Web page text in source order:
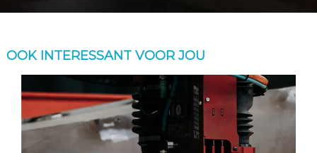
OOK INTERESSANT VOOR JOU